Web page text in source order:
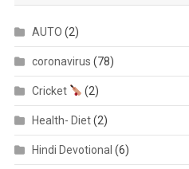
AUTO (2)
coronavirus (78)
Cricket (2)
Health- Diet(2)
Hindi Devotional (6)